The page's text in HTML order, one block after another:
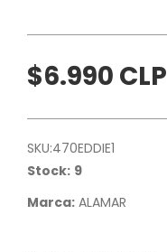
$6.990 CLP
SKU:470EDDIE1
Stock: 9
Marca: ALAMAR